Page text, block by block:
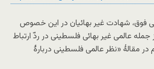
فوق، شهادت غیر بهائیان در این خصوص
عالمی غیر بهائی فلسطینی در ردّ ارتباط
در مقالۀ «نظر عالمی فلسطینی دربارۀ